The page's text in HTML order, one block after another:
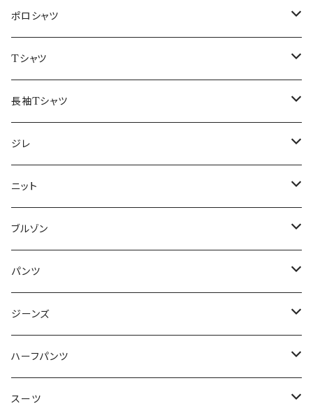
48/L
50/XL～
46/M
48/L
50/XL～
～44/S
46/M
48/L
50/XL～
ポロシャツ
～44/S
46/M
48/L
50/XL～
Tシャツ
～44/S
46/M
48/L
50/XL～
長袖Tシャツ
～44/S
46/M
48/L
50/XL～
ジレ
～44/S
46/M
48/L
50/XL～
ニット
～44/S
46/M
48/L
50/XL～
ブルゾン
～44/S
46/M
48/L
50/XL～
パンツ
～44/S
46/M
48/L
ジーンズ
～44/S
46/M
ハーフパンツ
～44/S
スーツ